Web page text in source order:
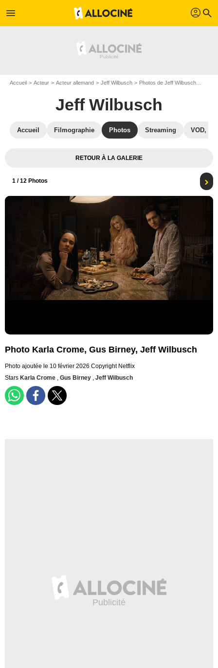
menu profil search
Accueil Acteur Acteur allemand Jeff Wilbusch Photos de Jeff Wilbusch
Jeff Wilbusch
Accueil Filmographie Photos Streaming VOD,
RETOUR À LA GALERIE
1 / 12 Photos
Photo Karla Crome, Gus Birney, Jeff Wilbusch
Photo ajoutée le 10 février 2026 Copyright Netflix
Stars Karla Crome , Gus Birney , Jeff Wilbusch